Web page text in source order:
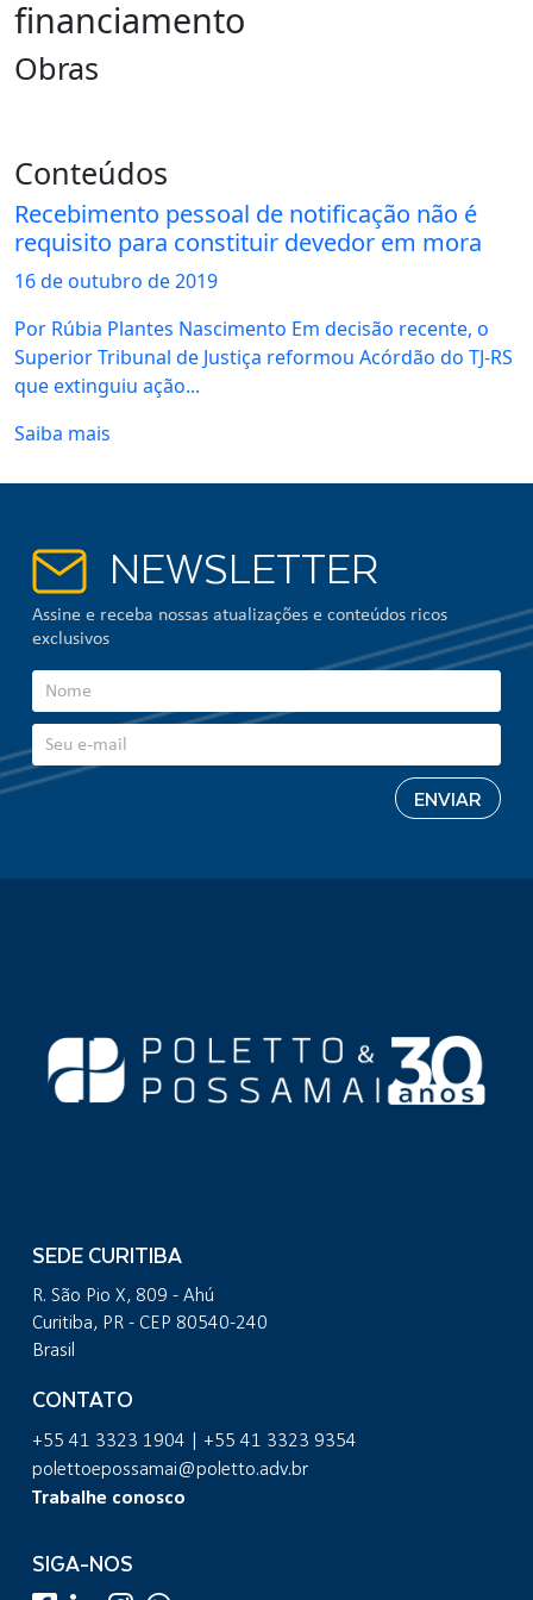
financiamento
Obras
Conteúdos
Recebimento pessoal de notificação não é
requisito para constituir devedor em mora
16 deoutubro de 2019
Por Rúbia Plantes Nascimento Em decisão recente, o
Superior Tribunal de Justiça reformou Acórdão do TJ-RS
que extinguiu ação...
Saiba mais
NEWSLETTER
Assine e receba nossas atualizações e conteúdos ricos
exclusivos
SEDE CURITIBA
R. São Pio X, 809 - Ahú
Curitiba, PR - CEP 80540-240
Brasil
CONTATO
+55 41 3323 1904 | +55 41 3323 9354
polettoepossamai@poletto.adv.br
Trabalhe conosco
SIGA-NOS